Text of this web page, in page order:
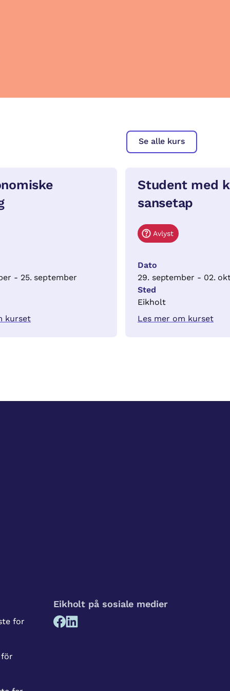
Se alle kurs
- 25. september
kurset
Student med
sansetap
Avlyst
Dato
29. september - 02.
Sted
Eikholt
Les mer om kurset
for
Eikholt på sosiale medier